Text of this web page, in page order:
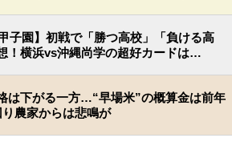
甲子園】初戦で「勝つ高校」「負ける高
！横浜vs沖縄尚学の超好カードは…
は下がる一方…“早場米”の概算金は前年
農家からは悲鳴が